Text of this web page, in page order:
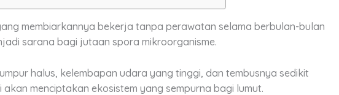
membiarkannya bekerja tanpa perawatan selama berbulan-bulan
sarana bagi jutaan spora mikroorganisme.
halus, kelembapan udara yang tinggi, dan tembusnya sedikit
menciptakan ekosistem yang sempurna bagi lumut.